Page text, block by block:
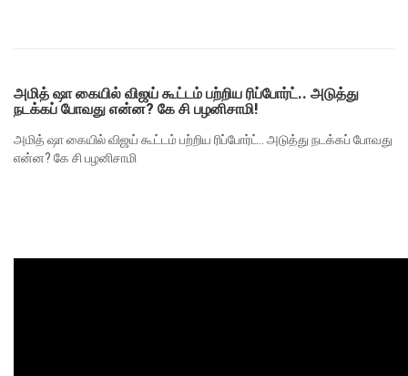
அமித் ஷா கையில் விஜய் கூட்டம் பற்றிய ரிப்போர்ட்.. அடுத்து
நடக்கப் போவது என்ன? கே சி பழனிசாமி!
அமித் ஷா கையில் விஜய் கூட்டம் பற்றிய ரிப்போர்ட்.. அடுத்து நடக்கப் போவது
என்ன? கே சி பழனிசாமி